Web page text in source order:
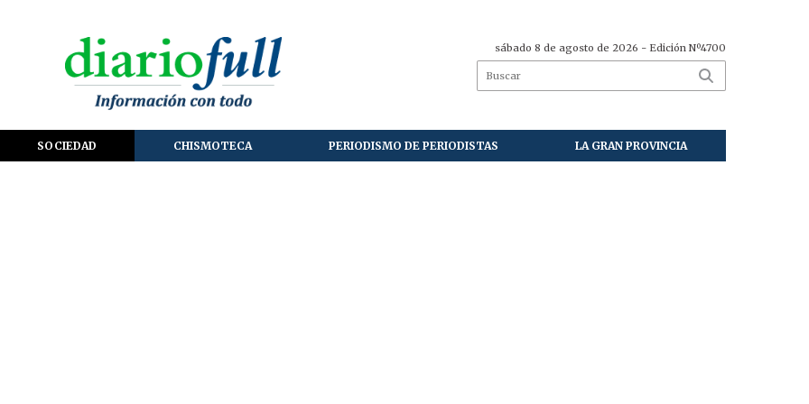
sábado 8 de agosto de 2026 - Edición Nº4700
SOCIEDAD CHISMOTECA PERIODISMO DE PERIODISTAS LA GRAN PROVINCIA